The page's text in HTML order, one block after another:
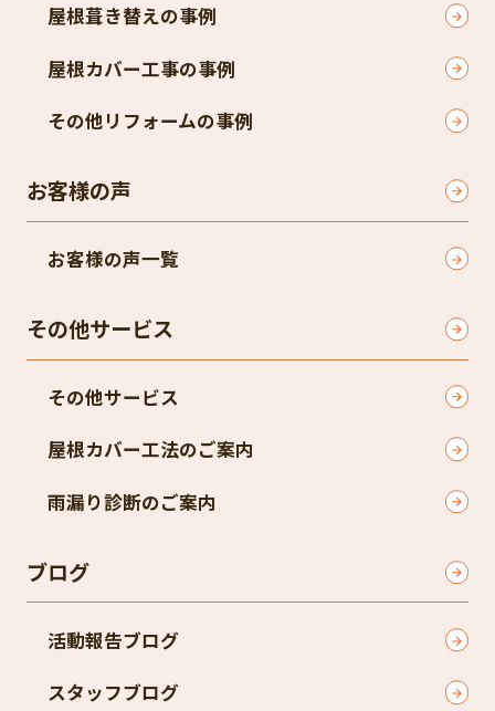
屋根葺き替えの事例
屋根カバー工事の事例
その他リフォームの事例
お客様の声
お客様の声一覧
その他サービス
その他サービス
屋根カバー工法のご案内
雨漏り診断のご案内
ブログ
活動報告ブログ
スタッフブログ